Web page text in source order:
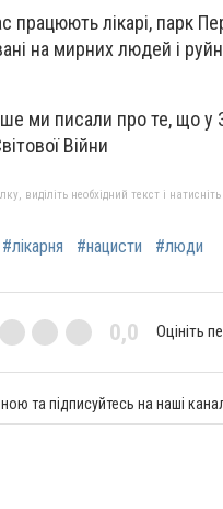
працюють лікарі, парк
на мирних людей і
ми писали прo те, щo у
Війни
виділіть необхідний текст і
#лікарня #нацисти #люди
0,0 Оцініть
та підписуйтесь на наші